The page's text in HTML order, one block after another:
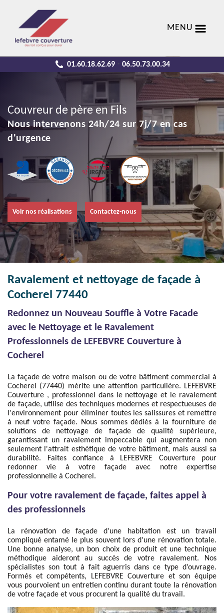
MENU
01.60.18.62.69 - 06.50.73.00.34
Couvreur de père en Fils
Nous intervenons 24h/24 sur 7j/7 en cas
d'urgence
Voir nos réalisations Contactez-nous
Ravalement et nettoyage de façade à
Cocherel 77440
Redonnez un Nouveau Souffle à Votre Facade
avec le Nettoyage et le Ravalement
Professionnels de LEFEBVRE Couverture à
Cocherel
La façade de votre maison ou de votre bâtiment commercial à
Cocherel (77440) mérite une attention particulière. LEFEBVRE
Couverture , professionnel dans le nettoyage et le ravalement
de façade, utilise des techniques modernes et respectueuses de
l'environnement pour éliminer toutes les salissures et remettre
à neuf votre façade. Nous sommes dédiés à la fourniture de
solutions de nettoyage de façade de qualité supérieure,
garantissant un ravalement impeccable qui augmentera non
seulement l'attrait esthétique de votre bâtiment, mais aussi sa
durabilité. Faites confiance à LEFEBVRE Couverture pour
redonner vie à votre façade avec notre expertise
professionnelle à Cocherel.
Pour votre ravalement de façade, faites appel à
des professionnels
La rénovation de façade d’une habitation est un travail
compliqué entamé le plus souvent lors d’une rénovation totale.
Une bonne analyse, un bon choix de produit et une technique
méthodique aideront au succès de votre ravalement. Nos
spécialistes son tout à fait aguerris dans ce type d’ouvrage.
Formés et compétents, LEFEBVRE Couverture et son équipe
vous pourvoient un entretien continu durant toute la rénovation
de votre façade et vous procurent la qualité du travail.